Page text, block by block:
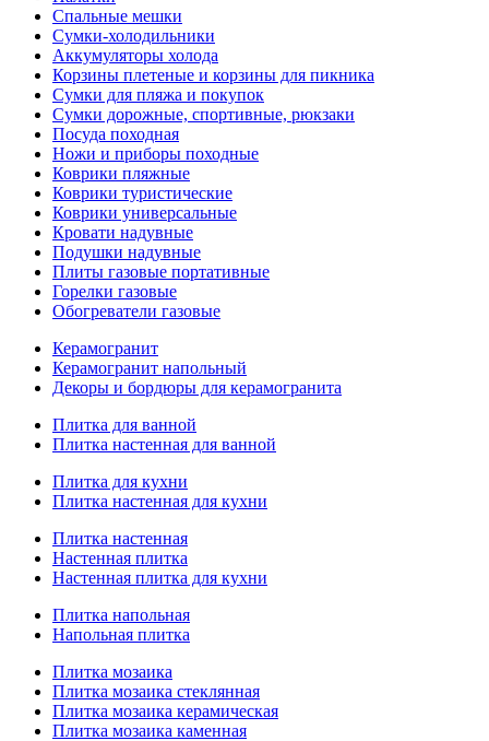
Спальные мешки
Сумки-холодильники
Аккумуляторы холода
Корзины плетеные и корзины для пикника
Сумки для пляжа и покупок
Сумки дорожные, спортивные, рюкзаки
Посуда походная
Ножи и приборы походные
Коврики пляжные
Коврики туристические
Коврики универсальные
Кровати надувные
Подушки надувные
Плиты газовые портативные
Горелки газовые
Обогреватели газовые
Керамогранит
Керамогранит напольный
Декоры и бордюры для керамогранита
Плитка для ванной
Плитка настенная для ванной
Плитка для кухни
Плитка настенная для кухни
Плитка настенная
Настенная плитка
Настенная плитка для кухни
Плитка напольная
Напольная плитка
Плитка мозаика
Плитка мозаика стеклянная
Плитка мозаика керамическая
Плитка мозаика каменная